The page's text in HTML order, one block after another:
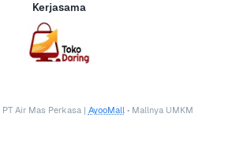
Kerjasama
PT Air Mas Perkasa | AyooMall • Mallnya UMKM